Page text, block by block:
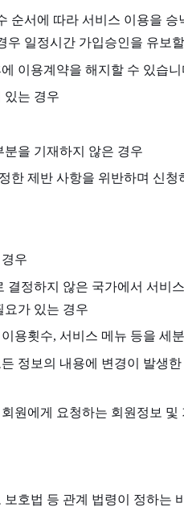
서에 따라 서비스 이용을
일정시간 가입승인을 유보
이용계약을 해지할 수 있습니
있는 경우
을 기재하지 않은 경우
한 제반 사항을 위반하며 신청
우
정하지 않은 국가에서 서
요가 있는 경우
용횟수, 서비스 메뉴 등을 세
정보의 내용에 변경이 발생
원에게 요청하는 회원정보
호법 등 관계 법령이 정하